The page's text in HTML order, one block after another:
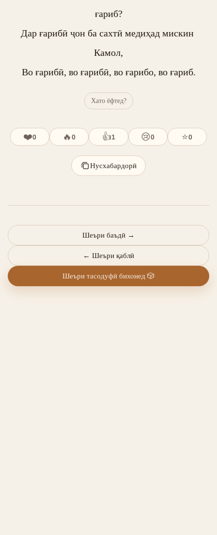
ғариб?
Дар ғарибӣ ҷон ба сахтӣ медиҳад мискин
Камол,
Во ғарибӣ, во ғарибӣ, во ғарибо, во ғариб.
Хато ёфтед?
❤️0 🔥0 👍1 😢0 ⭐0
Нусхабардорӣ
← Шеъри қаблӣ
Шеъри баъдӣ →
Шеъри тасодуфӣ бихонед 🎲